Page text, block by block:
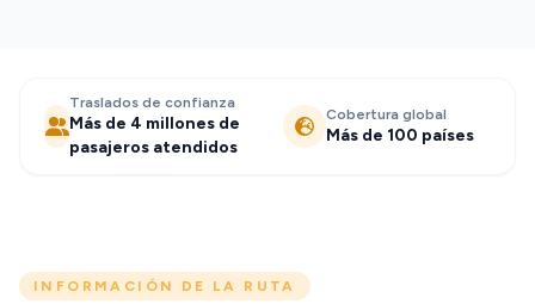
Traslados de confianza
Más de 4 millones de
pasajeros atendidos
Cobertura global
Más de 100 países
INFORMACIÓN DE LA RUTA